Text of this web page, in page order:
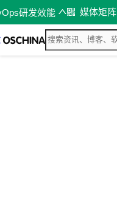
研发效能 媒体矩阵